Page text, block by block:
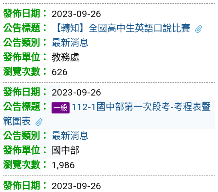
2023-09-26
【轉知】全國高中生英語口說比賽
最新消息
教務處
626
2023-09-26
一般 112-1國中部第一次段考-考程表暨
範圍表
最新消息
國中部
1,986
2023-09-26